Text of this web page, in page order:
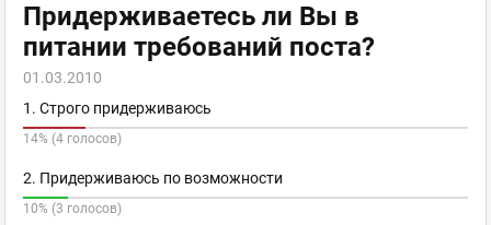
Придерживаетесь ли Вы в
питании требований поста?
01.03.2010
1. Строго придерживаюсь
14% (4 голосов)
2. Придерживаюсь по возможности
10% (3 голосов)